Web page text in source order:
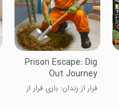
Prison Escape: Dig
Out Journey
فرار از زندان: بازی فرار از